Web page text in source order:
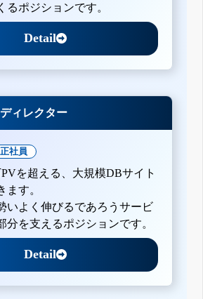
るポジションです。
Detail
ィレクター
正社員
PVを超える、大規模DBサイト
ます。
いよく伸びるであろうサービ
分を支えるポジションです。
Detail